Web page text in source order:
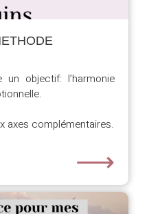
objectif: l’harmonie
axes complémentaires.
⟶